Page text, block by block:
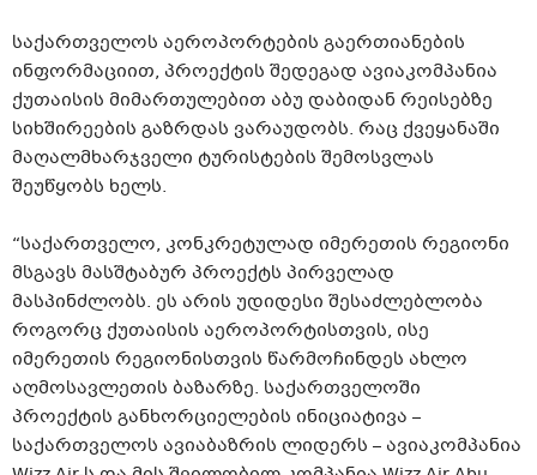
საქართველოს აეროპორტების გაერთიანების
ინფორმაციით, პროექტის შედეგად ავიაკომპანია
ქუთაისის მიმართულებით აბუ დაბიდან რეისებზე
სიხშირეების გაზრდას ვარაუდობს. რაც ქვეყანაში
მაღალმხარჯველი ტურისტების შემოსვლას
შეუწყობს ხელს.
“საქართველო, კონკრეტულად იმერეთის რეგიონი
მსგავს მასშტაბურ პროექტს პირველად
მასპინძლობს. ეს არის უდიდესი შესაძლებლობა
როგორც ქუთაისის აეროპორტისთვის, ისე
იმერეთის რეგიონისთვის წარმოჩინდეს ახლო
აღმოსავლეთის ბაზარზე. საქართველოში
პროექტის განხორციელების ინიციატივა –
საქართველოს ავიაბაზრის ლიდერს – ავიაკომპანია